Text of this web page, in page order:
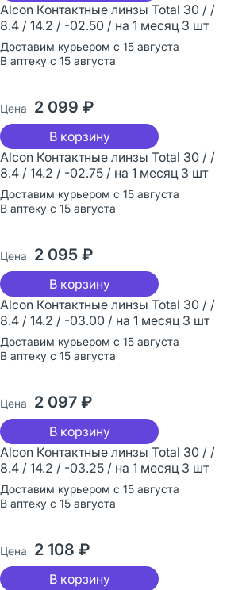
Alcon Контактные линзы Total 30 / /
8.4 / 14.2 / -02.50 / на 1 месяц 3 шт
Доставим курьером с 15 августа
В аптеку с 15 августа
Цена 2 099 ₽
В корзину
Alcon Контактные линзы Total 30 / /
8.4 / 14.2 / -02.75 / на 1 месяц 3 шт
Доставим курьером с 15 августа
В аптеку с 15 августа
Цена 2 095 ₽
В корзину
Alcon Контактные линзы Total 30 / /
8.4 / 14.2 / -03.00 / на 1 месяц 3 шт
Доставим курьером с 15 августа
В аптеку с 15 августа
Цена 2 097 ₽
В корзину
Alcon Контактные линзы Total 30 / /
8.4 / 14.2 / -03.25 / на 1 месяц 3 шт
Доставим курьером с 15 августа
В аптеку с 15 августа
Цена 2 108 ₽
В корзину